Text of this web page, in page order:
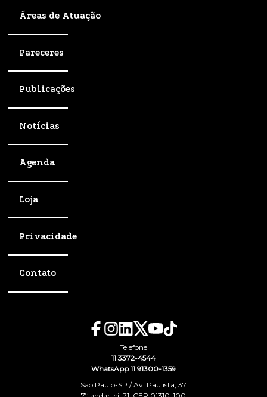
Áreas de Atuação
Pareceres
Publicações
Notícias
Agenda
Loja
Privacidade
Contato
Telefone
11 3372-4544
WhatsApp 11 91300-1359
São Paulo-SP / Av. Paulista, 37